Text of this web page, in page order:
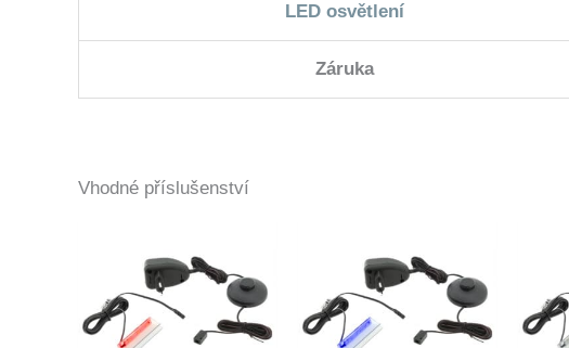
LED osvětlení
Záruka
Vhodné příslušenství